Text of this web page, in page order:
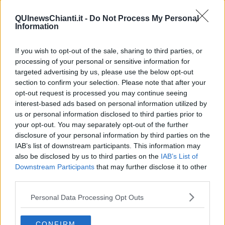
QUInewsChianti.it - Do Not Process My Personal
Information
If you wish to opt-out of the sale, sharing to third parties, or
processing of your personal or sensitive information for
targeted advertising by us, please use the below opt-out
section to confirm your selection. Please note that after your
opt-out request is processed you may continue seeing
interest-based ads based on personal information utilized by
us or personal information disclosed to third parties prior to
your opt-out. You may separately opt-out of the further
disclosure of your personal information by third parties on the
IAB’s list of downstream participants. This information may
also be disclosed by us to third parties on the IAB’s List of
Downstream Participants that may further disclose it to other
Personal Data Processing Opt Outs
palestinese operata dagli insediamenti dei “coloni”, 6) (soprattutto)
l’aver foraggiato Hamas in funzione anti-Organizzazione per la
Liberazione della Palestina (OLP) con l’obiettivo di indebolire la
annettere.
La prossima settimana continuerò ad esaminare come “questo
camaleonte del potere” sia riuscito ad essere il modello di tutti i
populismi dell’Occidente e come i giovani ultra-ortodossi israeliani
siano riusciti ad organizzare un rave-party in prossimità della
striscia di Gaza provocando un’escalation della violenza negli
oltranzisti di Hamas, che aspettavano solo l’occasione per
scatenare la loro collera.
Adolfo Santoro
Se vuoi leggere le notizie principali della Toscana iscriviti alla
Newsletter QUInews - ToscanaMedia.